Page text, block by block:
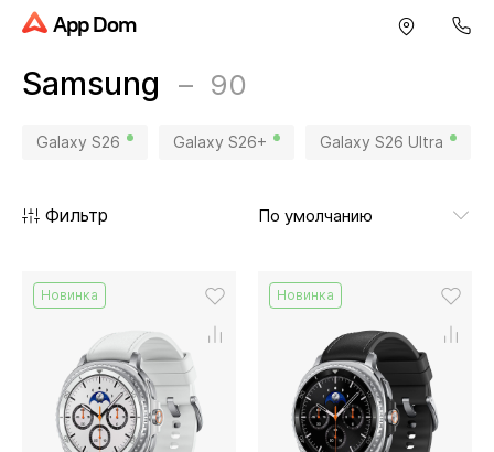
App Dom
Samsung 90
Galaxy S26 Galaxy S26+ Galaxy S26 Ultra
Новинка Новинка
Фильтр